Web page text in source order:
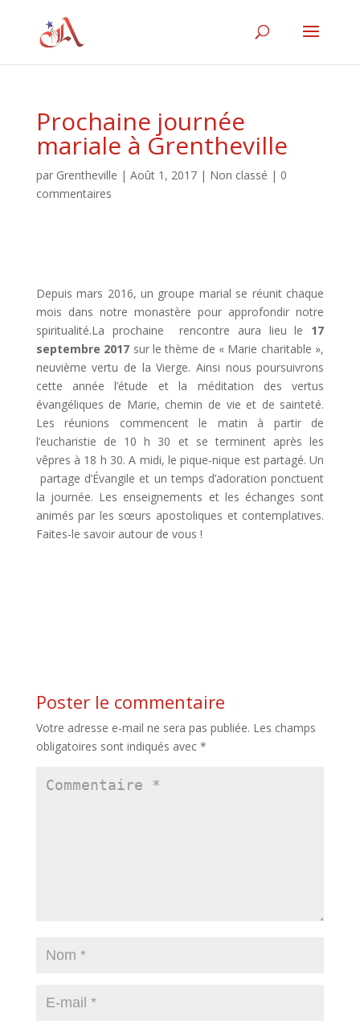
Prochaine journée
mariale à Grentheville
par Grentheville | Août 1, 2017| Non classé | 0
commentaires
Depuis mars 2016, un groupe marial se réunit chaque
mois dans notre monastère pour approfondir notre
spiritualité.La prochaine rencontre aura lieu le 17
septembre 2017 sur le thème de « Marie charitable »,
neuvième vertu de la Vierge. Ainsi nous poursuivrons
cette année l’étude et la méditation des vertus
évangéliques de Marie, chemin de vie et de sainteté.
Les réunions commencent le matin à partir de
l’eucharistie de 10 h 30 et se terminent après les
vêpres à 18 h 30. A midi, le pique-nique est partagé. Un
partage d’Évangile et un temps d’adoration ponctuent
la journée. Les enseignements et les échanges sont
animés par les sœurs apostoliques et contemplatives.
Faites-le savoir autour de vous !
Poster le commentaire
Votre adresse e-mail ne sera pas publiée. Les champs
obligatoires sont indiqués avec *